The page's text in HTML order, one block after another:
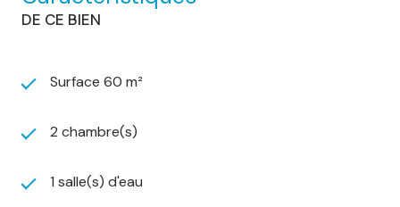
DE CE BIEN
Surface 60 m²
2 chambre(s)
1 salle(s) d'eau